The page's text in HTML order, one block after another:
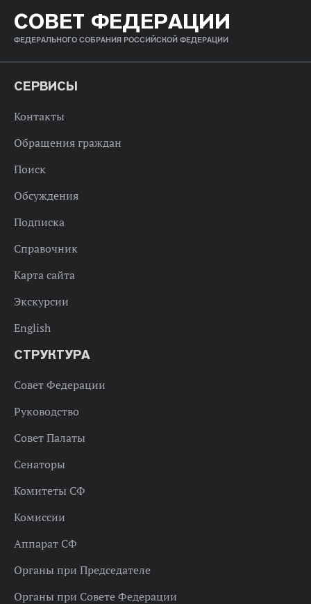
СОВЕТ ФЕДЕРАЦИИ
ФЕДЕРАЛЬНОГО СОБРАНИЯ РОССИЙСКОЙ ФЕДЕРАЦИИ
СЕРВИСЫ
Контакты
Обращения граждан
Поиск
Обсуждения
Подписка
Справочник
Карта сайта
Экскурсии
English
СТРУКТУРА
Совет Федерации
Руководство
Совет Палаты
Сенаторы
Комитеты СФ
Комиссии
Аппарат СФ
Органы при Председателе
Органы при Совете Федерации